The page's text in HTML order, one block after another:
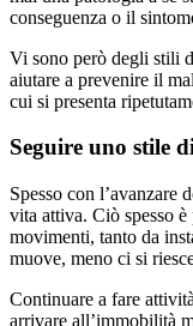
conseguenza o il
Vi sono però degli stili
aiutare a prevenire il
cui si presenta
Seguire uno stile
Spesso con l’avanzare
vita attiva. Ciò spesso
movimenti, tanto da
muove, meno ci si
Continuare a fare
arrivare all’immobilità